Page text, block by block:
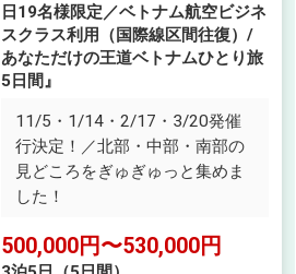
日19名様限定／ベトナム航空ビジネ
スクラス利用（国際線区間往復）/
あなただけの王道ベトナムひとり旅
5日間』
11/5・1/14・2/17・3/20発催
行決定！／北部・中部・南部の
見どころをぎゅぎゅっと集めま
した！
500,000円〜530,000円